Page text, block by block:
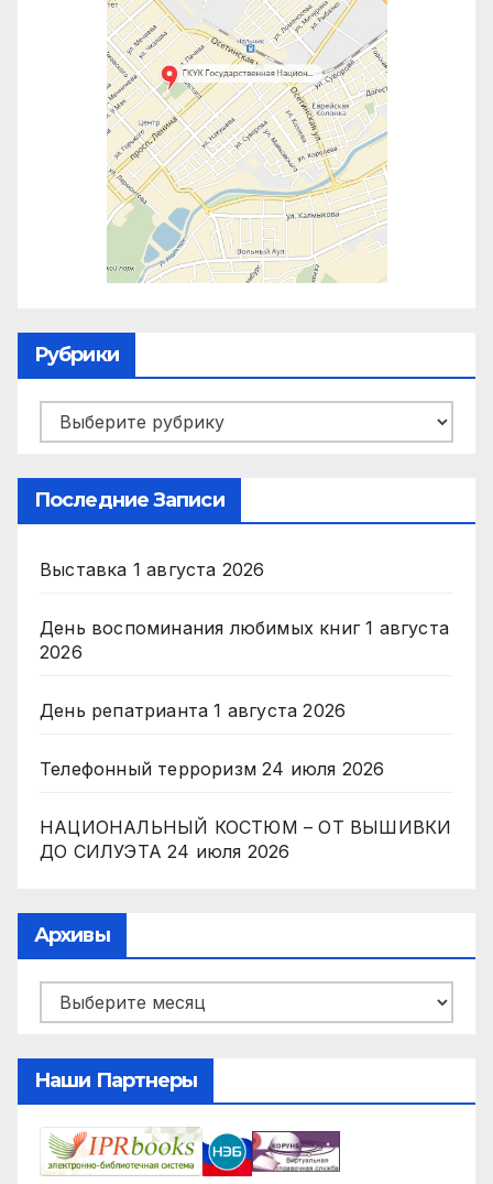
Рубрики
Рубрики
Последние Записи
Выставка 1 августа 2026
День воспоминания любимых книг 1 августа
2026
День репатрианта 1 августа 2026
Телефонный терроризм 24 июля 2026
НАЦИОНАЛЬНЫЙ КОСТЮМ – ОТ ВЫШИВКИ
ДО СИЛУЭТА 24 июля 2026
Архивы
Архивы
Наши Партнеры